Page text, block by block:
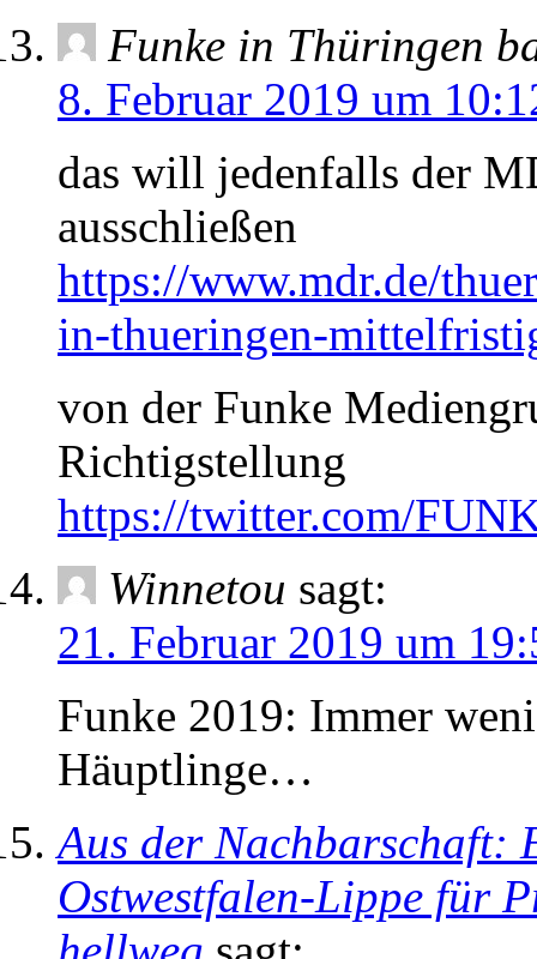
Funke in Thüringen
8. Februar 2019 um
das will jedenfalls der
ausschließen
https://www.mdr.de/
in-thueringen-
von der Funke
Richtigstellung
https://twitter.com/
Winnetou sagt:
21. Februar 2019 um
Funke 2019: Immer
Häuptlinge…
Aus der Nachbarschaft:
Ostwestfalen-Lippe für